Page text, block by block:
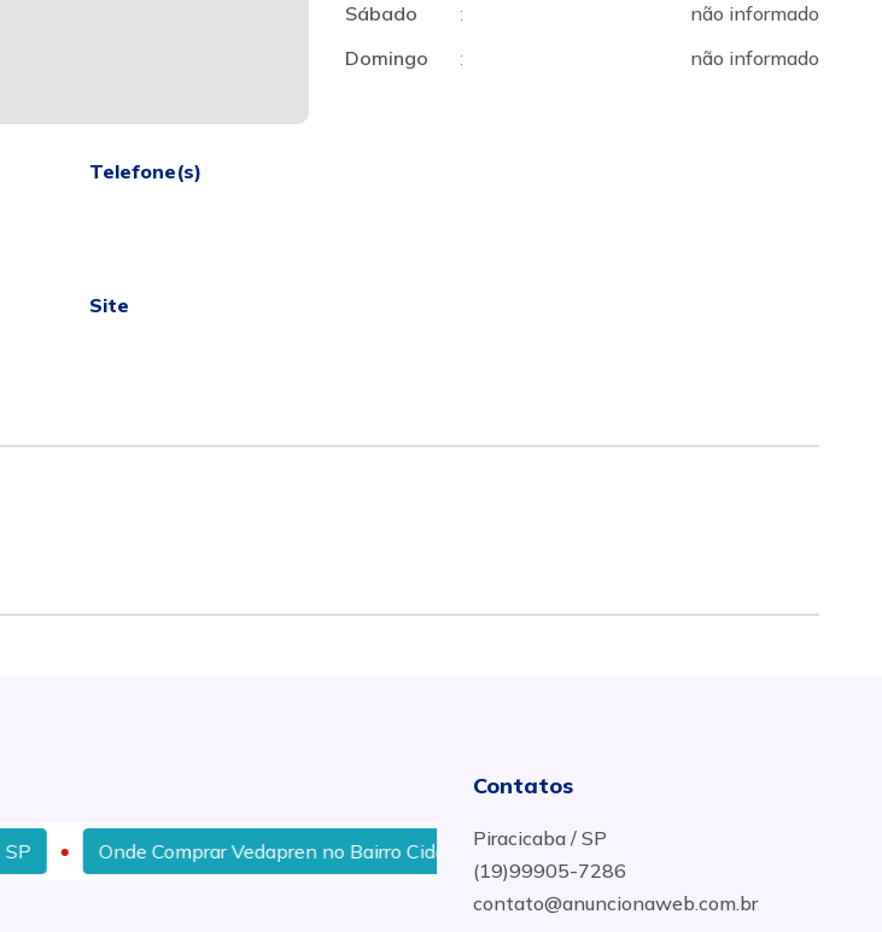
Sábado
:
não informado
Domingo
: não informado
Telefone(s)
Site
Onde Comprar Vedapren no Bairro Cidade Jardim em Piracicaba, SP
Contatos
Piracicaba / SP
(19)99905-7286
contato@anuncionaweb.com.br